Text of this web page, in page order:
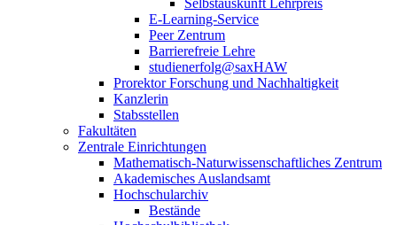
Selbstauskunft Lehrpreis
E-Learning-Service
Peer Zentrum
Barrierefreie Lehre
studienerfolg@saxHAW
Prorektor Forschung und Nachhaltigkeit
Kanzlerin
Stabsstellen
Fakultäten
Zentrale Einrichtungen
Mathematisch-Naturwissenschaftliches Zentrum
Akademisches Auslandsamt
Hochschularchiv
Bestände